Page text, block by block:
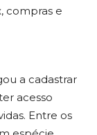
compras e
a cadastrar
acesso
Entre os